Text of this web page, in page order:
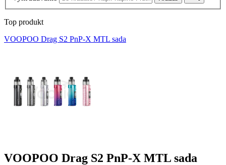
Top produkt
VOOPOO Drag S2 PnP-X MTL sada
VOOPOO Drag S2 PnP-X MTL sada